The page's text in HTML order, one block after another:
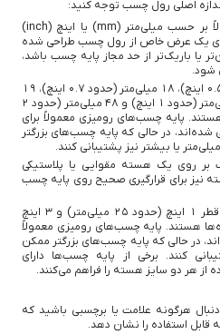
اصلی رول چسب توجه کنید:
عرض رول چسب: این اندازه معمولاً بر حسب میلی‌متر (mm) یا اینچ (inch)
یک عرض خاص از رول چسب طراحی شده
یا باریک‌تر از حد مجاز پایه چسب باشد،
شود.
عرض‌های رایج: 12 میلی‌متر (حدود 0.5 اینچ)، 18 میلی‌متر (حدود 0.7 اینچ)، 19
میلی‌متر (حدود 0.75 اینچ)، 24 میلی‌متر (حدود 1 اینچ) و 48 میلی‌متر (حدود 2
پایه چسب‌های رومیزی معمولاً برای
طراحی شده‌اند، در حالی که پایه چسب‌های بزرگتر
روی یک هسته مقوایی یا پلاستیکی
نیز برای قرارگیری صحیح روی پایه چسب
قطرهای رایج هسته: هسته‌های با قطر 1 اینچ (حدود 25 میلی‌متر) و 3 اینچ
اندازه‌ها هستند. پایه چسب‌های رومیزی معمولاً
شده‌اند، در حالی که پایه چسب‌های بزرگتر ممکن
3 اینچی پشتیبانی کنند. برخی از پایه چسب‌ها دارای
از هر دو سایز هسته را فراهم می‌کنند.
هرگونه علامت یا برچسبی باشید که
استفاده را نشان دهد.